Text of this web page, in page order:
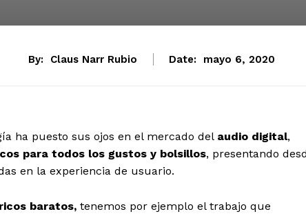
By: Claus Narr Rubio Date: mayo 6, 2020
ha puesto sus ojos en el mercado del audio digital,
para todos los gustos y bolsillos, presentando
en la experiencia de usuario.
baratos, tenemos por ejemplo el trabajo que